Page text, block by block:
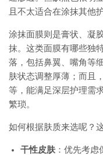
且不太适合在涂抹其他
涂抹面膜则是膏状、凝
抹。这类面膜有哪些独
落，包括鼻翼、嘴角等
肤状态调整厚薄；而且
等，能满足深层护理需
繁琐。
如何根据肤质来选呢？
干性皮肤 ：优先考